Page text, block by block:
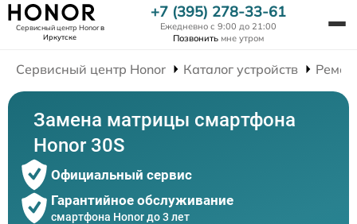
Сервисный центр Honorв
Иркутске
+7 (395) 278-33-61
Ежедневно с 9:00 до 21:00
Позвонить мне утром
Сервисный центр Honor Каталог устройств
Замена матрицы смартфона
Honor 30S
Официальный сервис
Гарантийное обслуживание
смартфона Honor до 3 лет